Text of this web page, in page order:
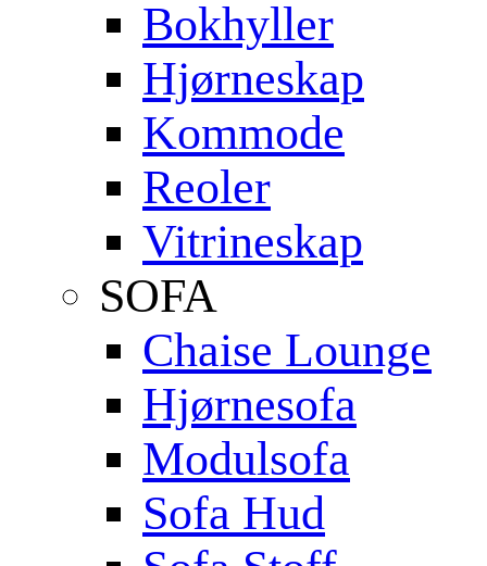
Bokhyller
Hjørneskap
Kommode
Reoler
Vitrineskap
SOFA
Chaise Lounge
Hjørnesofa
Modulsofa
Sofa Hud